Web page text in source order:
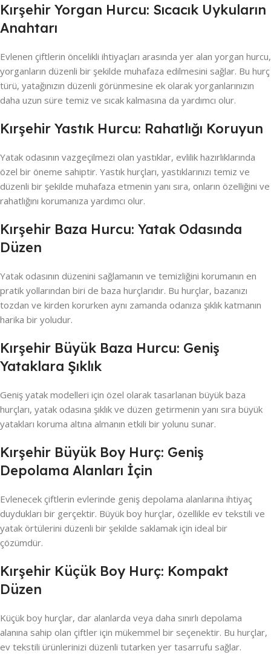
Kırşehir Yorgan Hurcu: Sıcacık Uykuların
Anahtarı
Evlenen çiftlerin öncelikli ihtiyaçları arasında yer alan yorgan hurcu,
yorganların düzenli bir şekilde muhafaza edilmesini sağlar. Bu hurç
türü, yatağınızın düzenli görünmesine ek olarak yorganlarınızın
daha uzun süre temiz ve sıcak kalmasına da yardımcı olur.
Kırşehir Yastık Hurcu: Rahatlığı Koruyun
Yatak odasının vazgeçilmezi olan yastıklar, evlilik hazırlıklarında
özel bir öneme sahiptir. Yastık hurçları, yastıklarınızı temiz ve
düzenli bir şekilde muhafaza etmenin yanı sıra, onların özelliğini ve
rahatlığını korumanıza yardımcı olur.
Kırşehir Baza Hurcu: Yatak Odasında
Düzen
Yatak odasının düzenini sağlamanın ve temizliğini korumanın en
pratik yollarından biri de baza hurçlarıdır. Bu hurçlar, bazanızı
tozdan ve kirden korurken aynı zamanda odanıza şıklık katmanın
harika bir yoludur.
Kırşehir Büyük Baza Hurcu: Geniş
Yataklara Şıklık
Geniş yatak modelleri için özel olarak tasarlanan büyük baza
hurçları, yatak odasına şıklık ve düzen getirmenin yanı sıra büyük
yatakları koruma altına almanın etkili bir yolunu sunar.
Kırşehir Büyük Boy Hurç: Geniş
Depolama Alanları İçin
Evlenecek çiftlerin evlerinde geniş depolama alanlarına ihtiyaç
duydukları bir gerçektir. Büyük boy hurçlar, özellikle ev tekstili ve
yatak örtülerini düzenli bir şekilde saklamak için ideal bir
çözümdür.
Kırşehir Küçük Boy Hurç: Kompakt
Düzen
Küçük boy hurçlar, dar alanlarda veya daha sınırlı depolama
alanına sahip olan çiftler için mükemmel bir seçenektir. Bu hurçlar,
ev tekstili ürünlerinizi düzenli tutarken yer tasarrufu sağlar.